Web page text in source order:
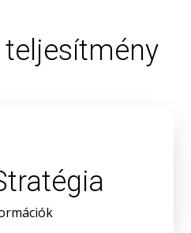
teljesítmény